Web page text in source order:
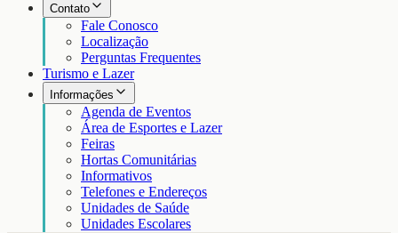
Contato
Fale Conosco
Localização
Perguntas Frequentes
Turismo e Lazer
Informações
Agenda de Eventos
Área de Esportes e Lazer
Feiras
Hortas Comunitárias
Informativos
Telefones e Endereços
Unidades de Saúde
Unidades Escolares